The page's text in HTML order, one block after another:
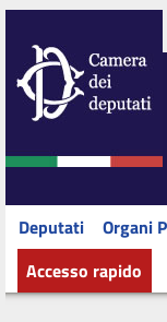
Deputati Organi
Accesso rapido